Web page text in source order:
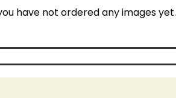
have not ordered any images yet.